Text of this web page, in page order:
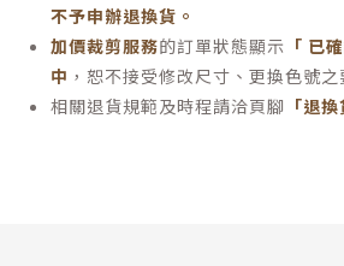
不予申辦退換貨。
加價裁剪服務的訂單狀態顯示 「 已
中 ，恕不接受修改尺寸、更換色號之
相關退貨規範及時程請洽頁腳 「退